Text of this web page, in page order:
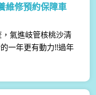
維修預約保障車
氣進岐管核桃沙清
一年更有動力!!過年